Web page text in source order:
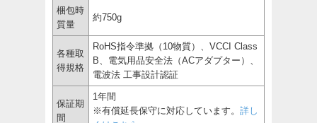
梱包時
質量
約750g
各種取
得規格
RoHS指令準拠（10物質）、VCCI Class
B、電気用品安全法（ACアダプター）、
電波法 工事設計認証
保証期
間
1年間
※有償延長保守に対応しています。 詳し